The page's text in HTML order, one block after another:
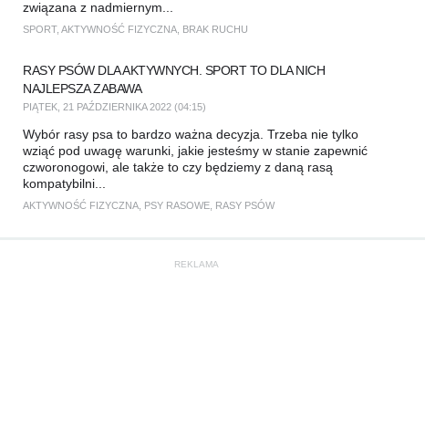
związana z nadmiernym...
SPORT, AKTYWNOŚĆ FIZYCZNA BRAK RUCHU
RASY PSÓW DLA AKTYWNYCH. SPORT TO DLA NICH
NAJLEPSZA ZABAWA
PIĄTEK, 21 PAŹDZIERNIKA 2022 (04:15)
Wybór rasy psa to bardzo ważna decyzja. Trzeba nie tylko
wziąć pod uwagę warunki, jakie jesteśmy w stanie zapewnić
czworonogowi, ale także to czy będziemy z daną rasą
kompatybilni...
AKTYWNOŚĆ FIZYCZNA PSY RASOWE RASY PSÓW
REKLAMA